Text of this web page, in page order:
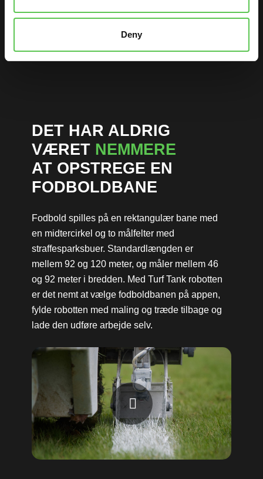
Deny
DET HAR ALDRIG
VÆRET NEMMERE
AT OPSTREGE EN
FODBOLDBANE
Fodbold spilles på en rektangulær bane med
en midtercirkel og to målfelter med
straffesparksbuer. Standardlængden er
mellem 92 og 120 meter, og måler mellem 46
og 92 meter i bredden. Med Turf Tank robotten
er det nemt at vælge fodboldbanen på appen,
fylde robotten med maling og træde tilbage og
lade den udføre arbejde selv.